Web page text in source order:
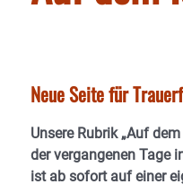
Neue Seite für
Unsere Rubrik „Auf
der vergangenen Tage
ist ab sofort auf einer